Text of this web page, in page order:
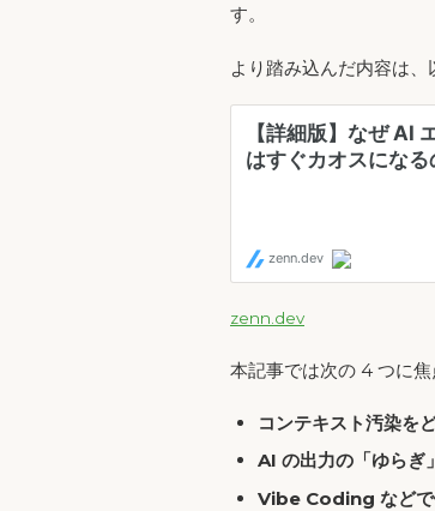
す。
より踏み込んだ内容は、
zenn.dev
本記事では次の 4 つに
コンテキスト汚染を
AI の出力の「ゆらぎ
Vibe Coding などで